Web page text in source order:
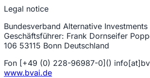
Legal notice
Bundesverband Alternative Investments
Geschäftsführer: Frank Dornseifer
106 53115 Bonn Deutschland
Fon [+49 (0) 228-96987-0]()
www.bvai.de